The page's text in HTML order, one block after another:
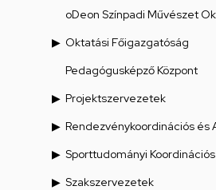
oDeon Színpadi Művészet
Oktatási Főigazgatóság
Pedagógusképző Központ
Projektszervezetek
Rendezvénykoordinációs és
Sporttudományi
Szakszervezetek